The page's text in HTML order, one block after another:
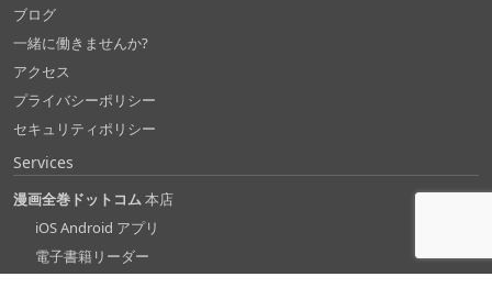
ブログ
一緒に働きませんか?
アクセス
プライバシーポリシー
セキュリティポリシー
Services
漫画全巻ドットコム本店
iOS Android アプリ
電子書籍リーダー